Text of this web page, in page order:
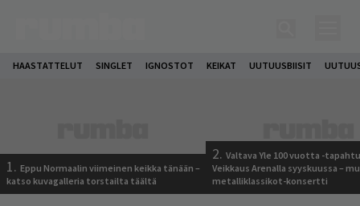
HAASTATTELUT SINGLET IGNOSTOT KEIKAT UUTUUSBIISIT
1. Eppu Normaalin viimeinen keikka tänään –
katso kuvagalleria torstailta täältä
2. Valtava Yle 100 vuotta -
Veikkaus Arenalla syyskuussa –
metalliklassikot-konsertti